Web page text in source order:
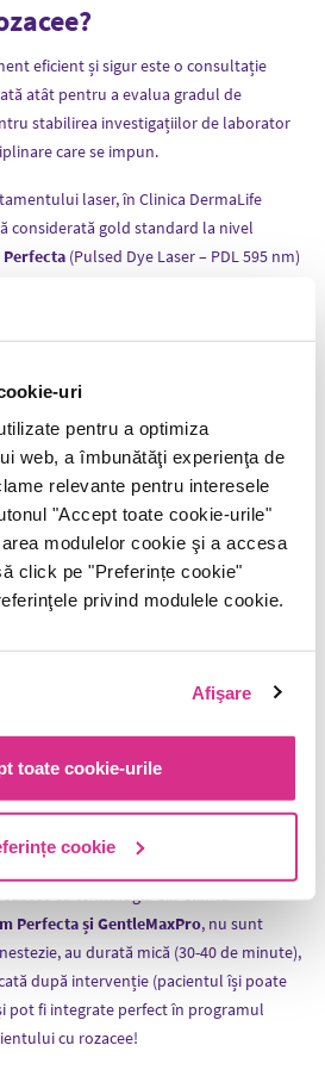
uri
pentru a optimiza
web, a îmbunătăţi experienţa de
relevante pentru interesele
"Accept toate cookie-urile"
modulelor cookie şi a accesa
click pe "Preferințe cookie"
privind modulele cookie.
Afişare
toate cookie-urile
cookie
eficient și sigur este o consultație
atât pentru a evalua gradul de
stabilirea investigațiilor de laborator
care se impun.
laser, în Clinica DermaLife
considerată gold standard la nivel
Perfecta (Pulsed Dye Laser – PDL 595 nm)
- leziunile cu un conținut purulent).
a pacientului cu rozacee cuprinde
adecvate și precum și
dermatocosmetice adaptate și
si informațiile necesare despre un
clară a alimentelor interzise )
determină reducerea roșeții pielii și
asociate cu procesul de skin aging
colagen și acid hyaluronic proprii pielii).
și obținerea unui aspect uniform al
vieții pacienților.
cu tehnologia din Clinica
Perfecta și GentleMaxPro, nu sunt
au durată mică (30-40 de minute),
după intervenție (pacientul își poate
pot fi integrate perfect în programul
cu rozacee!